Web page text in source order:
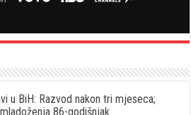
u BiH: Razvod nakon tri mjeseca;
86-godišnjak